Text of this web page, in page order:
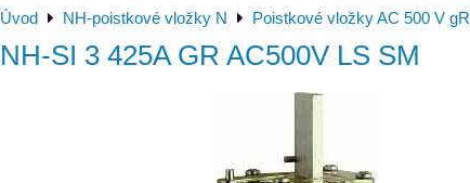
Úvod NH-poistkové vložky N Poistkové vložky AC 500 V gR
NH-SI 3 425A GR AC500V LS SM